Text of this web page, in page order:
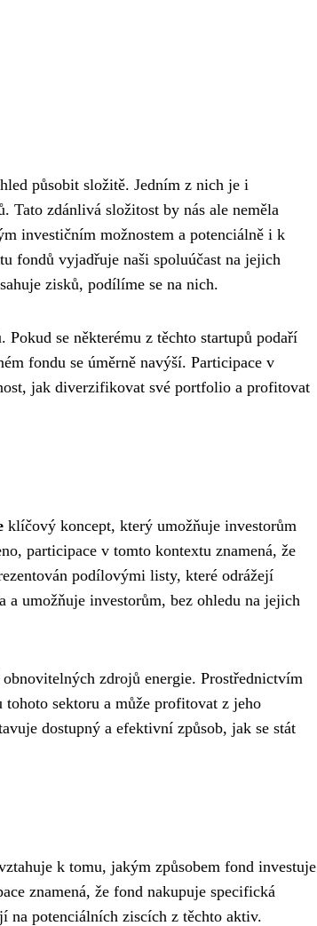
působit složitě. Jedním z nich je i
Tato zdánlivá složitost by nás ale neměla
investičním možnostem a potenciálně i k
fondů vyjadřuje naši spoluúčast na jejich
zisků, podílíme se na nich.
se některému z těchto startupů podaří
fondu se úměrně navýší. Participace v
jak diverzifikovat své portfolio a profitovat
klíčový koncept, který umožňuje investorům
participace v tomto kontextu znamená, že
podílovými listy, které odrážejí
umožňuje investorům, bez ohledu na jejich
zdrojů energie. Prostřednictvím
sektoru a může profitovat z jeho
dostupný a efektivní způsob, jak se stát
k tomu, jakým způsobem fond investuje
znamená, že fond nakupuje specifická
na potenciálních ziscích z těchto aktiv.